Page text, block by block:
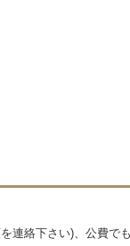
連絡下さい)、公費で